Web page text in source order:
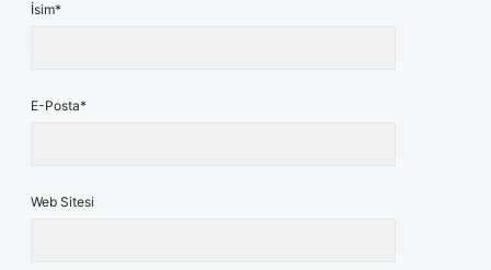
İsim*
E-Posta*
Web Sitesi